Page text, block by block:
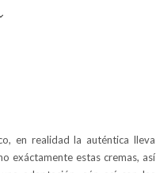
en realidad la auténtica lleva
exáctamente estas cremas, así